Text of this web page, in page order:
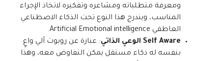
ومعرفة متطلباته ومشاعره وتفكيره لاتخاذ الإجراء
المناسب، ويندرج هذا النوع تحت الذكاء الاصطناعي
العاطفي Artificial Emotional intelligence.
Self Aware الوعي الذاتي
: عبارة عن روبوت آلي واعٍ
بنفسه له ذكاء مستقل يمكن التفاوض معه، وهذا